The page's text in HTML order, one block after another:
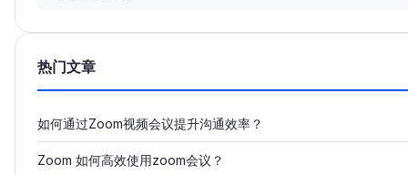
热门文章
如何通过Zoom视频会议提升沟通效率？
Zoom 如何高效使用zoom会议？